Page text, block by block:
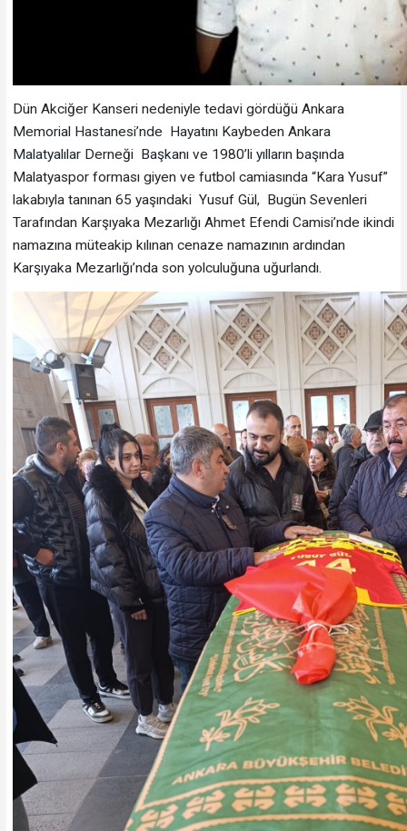
Dün Akciğer Kanseri nedeniyle tedavi gördüğü Ankara
Memorial Hastanesi’nde Hayatını Kaybeden Ankara
Malatyalılar Derneği Başkanı ve 1980’li yılların başında
Malatyaspor forması giyen ve futbol camiasında “Kara Yusuf”
lakabıyla tanınan 65 yaşındaki Yusuf Gül, Bugün Sevenleri
Tarafından Karşıyaka Mezarlığı Ahmet Efendi Camisi’nde ikindi
namazına müteakip kılınan cenaze namazının ardından
Karşıyaka Mezarlığı’nda son yolculuğuna uğurlandı.